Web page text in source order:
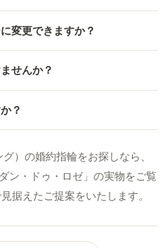
変更できますか？
せんか？
？
）の婚約指輪をお探しなら、
ン・ドゥ・ロゼ」の実物をご覧
据えたご提案をいたします。